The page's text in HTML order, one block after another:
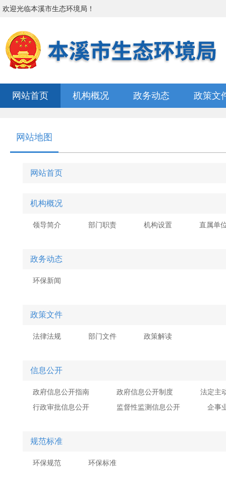
欢迎光临本溪市生态环境局 ！
网站首页 机构概况 政务动态 政策文
网站地图
网站首页
机构概况
领导简介 部门职责 机构设置 直属单
政务动态
环保新闻
政策文件
法律法规 部门文件 政策解读
信息公开
政府信息公开指南 政府信息公开制度
法定主
行政审批信息公开
监督性监测信息公开 企事
规范标准
环保规范 环保标准